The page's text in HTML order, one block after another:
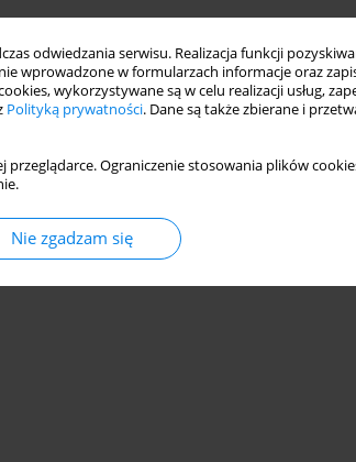
odwiedzania serwisu. Realizacja funkcji
wprowadzone w formularzach informacje oraz
wykorzystywane są w celu realizacji usług,
Polityką prywatności. Dane są także zbierane i
przeglądarce. Ograniczenie stosowania plików
Nie zgadzam się